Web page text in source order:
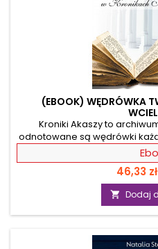
(EBOOK) WĘDRÓWKA
Kroniki Akaszy to
odnotowane są wędrówki
czas. Zapisano w nich
się w poprzednich
na temat przyszłości.
duchowe zasoby do
kim naprawdę chciałbyś
nadzwyczajnymi relacjami ze
Cena
46,33 zł
 Dodaj